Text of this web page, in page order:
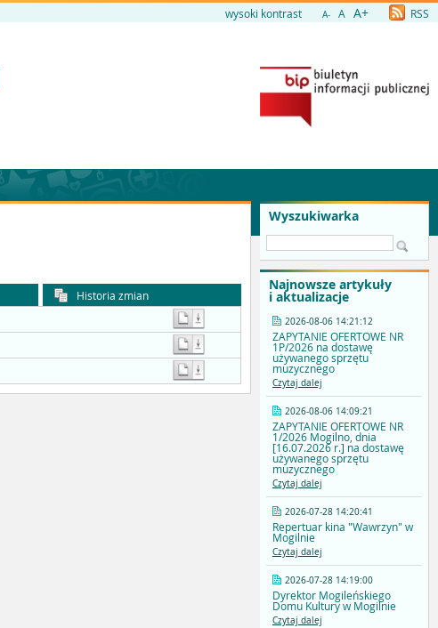
wysoki kontrast A- A A+ RSS
Wyszukiwarka
Najnowsze artykuły
i aktualizacje
2026-08-06 14:21:12
ZAPYTANIE OFERTOWE NR
1P/2026 na dostawę
używanego sprzętu
muzycznego
Czytaj dalej
2026-08-06 14:09:21
ZAPYTANIE OFERTOWE NR
1/2026 Mogilno, dnia
[16.07.2026 r.] na dostawę
używanego sprzętu
muzycznego
Czytaj dalej
2026-07-28 14:20:41
Repertuar kina "Wawrzyn" w
Mogilnie
Czytaj dalej
2026-07-28 14:19:00
Dyrektor Mogileńskiego
Domu Kultury w Mogilnie
Czytaj dalej
Historia zmian